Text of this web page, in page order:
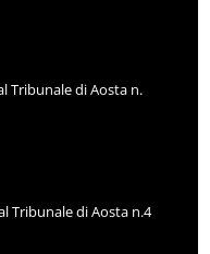
Tribunale di Aosta n.
Tribunale di Aosta n.4